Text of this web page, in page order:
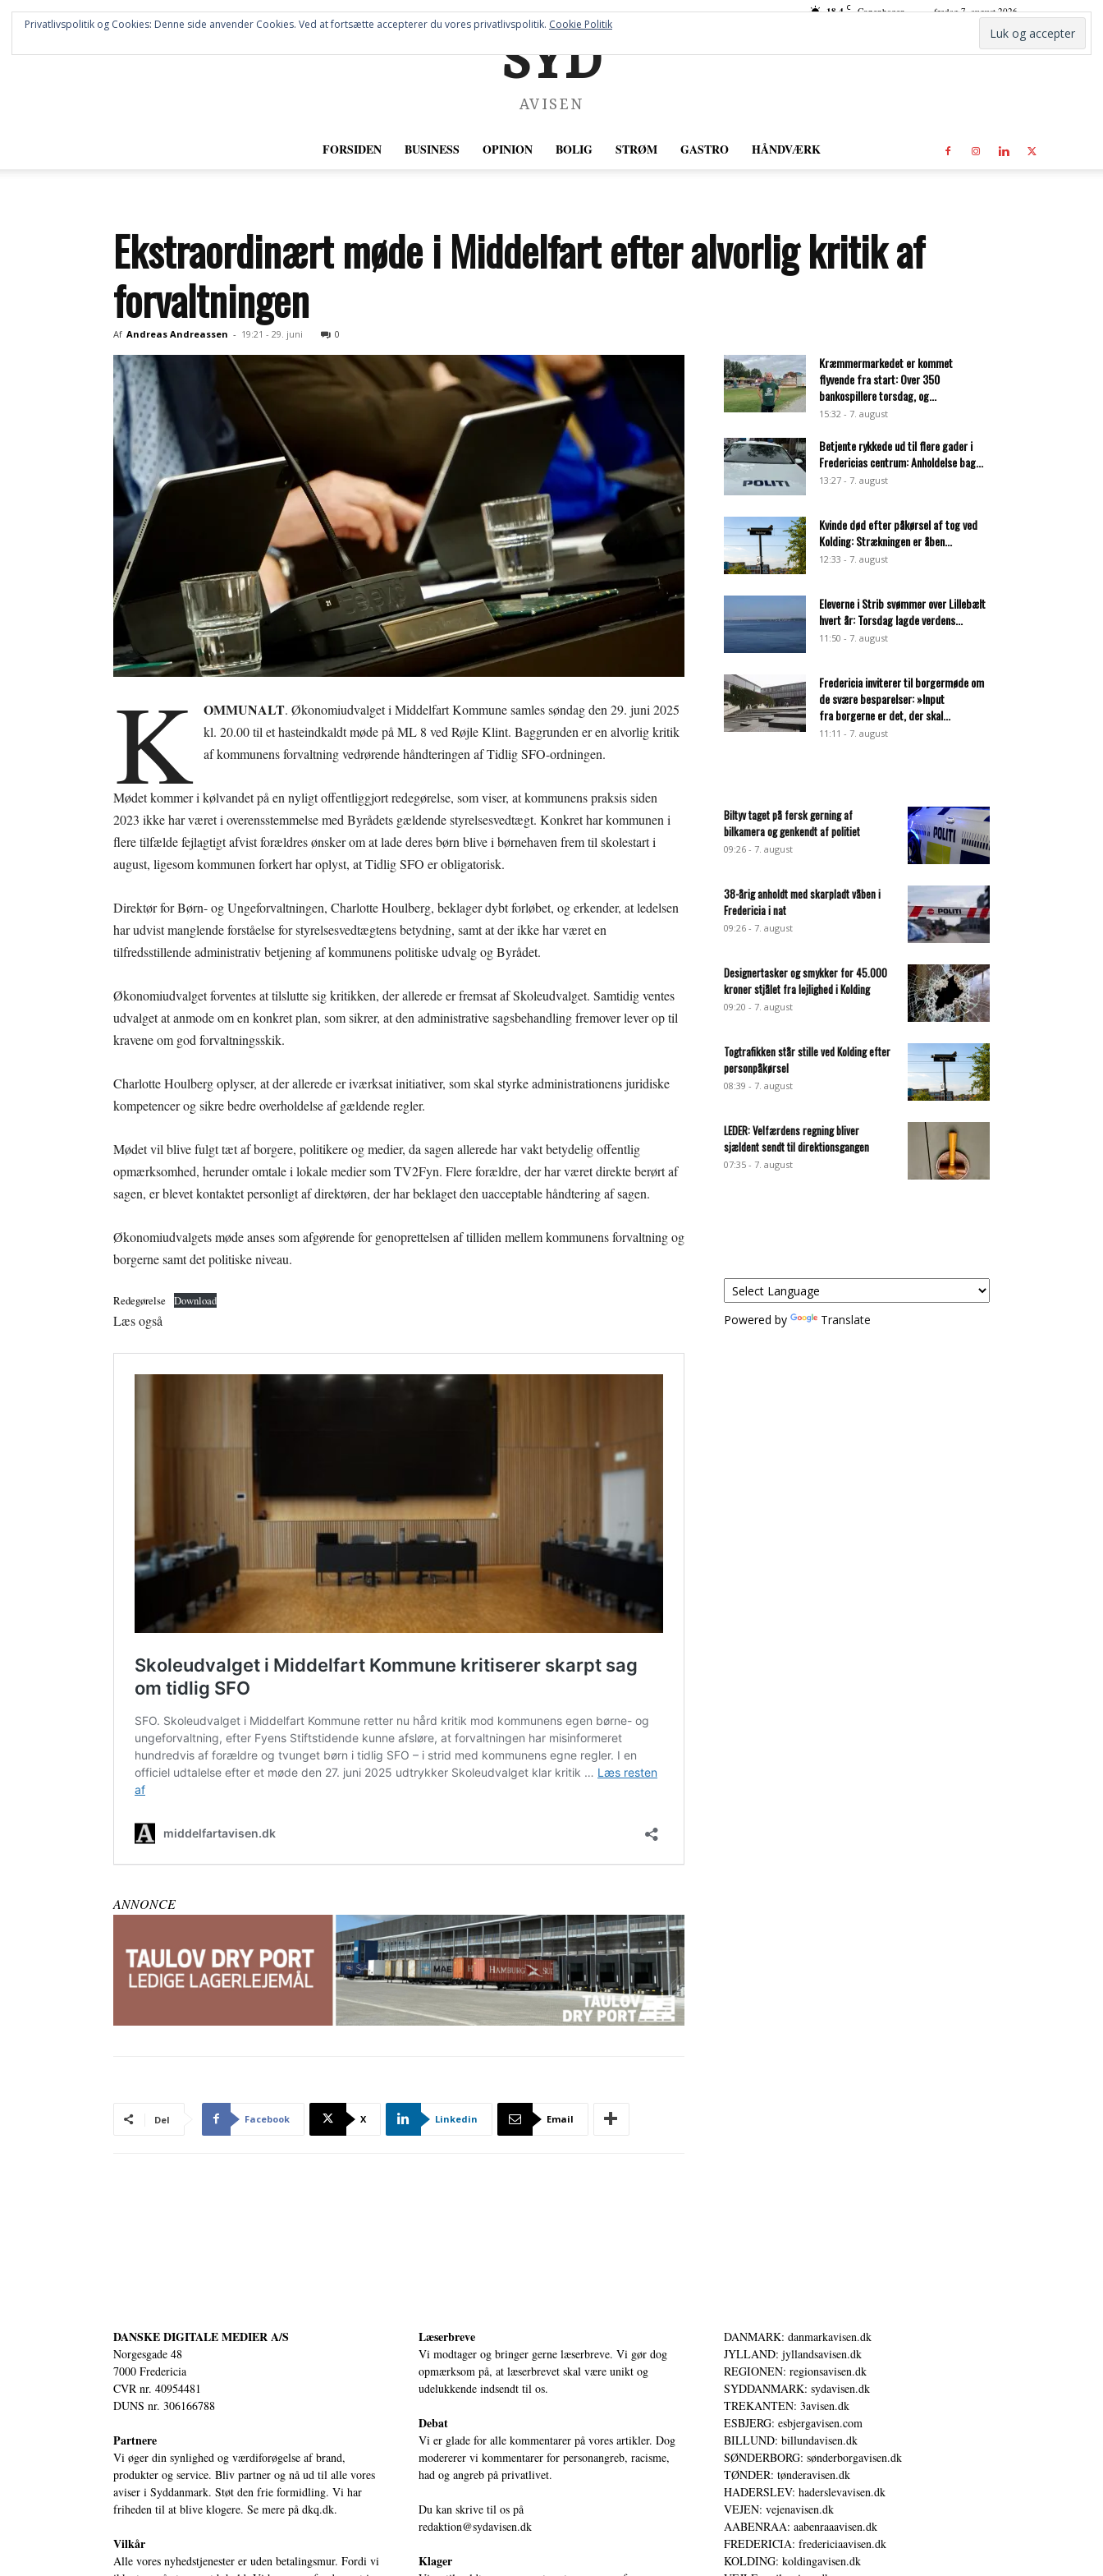
18.4 C Copenhagen fredag 7. august 2026
SYD
AVISEN
FORSIDEN BUSINESS OPINION BOLIG STRØM GASTRO HÅNDVÆRK
Ekstraordinært møde i Middelfart efter alvorlig kritik af
forvaltningen
Af Andreas Andreassen - 19:21 - 29. juni 0
K OMMUNALT. Økonomiudvalget i Middelfart Kommune samles søndag den 29. juni 2025
kl. 20.00 til et hasteindkaldt møde på ML 8 ved Røjle Klint. Baggrunden er en alvorlig kritik
af kommunens forvaltning vedrørende håndteringen af Tidlig SFO-ordningen.
Mødet kommer i kølvandet på en nyligt offentliggjort redegørelse, som viser, at kommunens praksis siden
2023 ikke har været i overensstemmelse med Byrådets gældende styrelsesvedtægt. Konkret har kommunen i
flere tilfælde fejlagtigt afvist forældres ønsker om at lade deres børn blive i børnehaven frem til skolestart i
august, ligesom kommunen forkert har oplyst, at Tidlig SFO er obligatorisk.
Direktør for Børn- og Ungeforvaltningen, Charlotte Houlberg, beklager dybt forløbet, og erkender, at ledelsen
har udvist manglende forståelse for styrelsesvedtægtens betydning, samt at der ikke har været en
tilfredsstillende administrativ betjening af kommunens politiske udvalg og Byrådet.
Økonomiudvalget forventes at tilslutte sig kritikken, der allerede er fremsat af Skoleudvalget. Samtidig ventes
udvalget at anmode om en konkret plan, som sikrer, at den administrative sagsbehandling fremover lever op til
kravene om god forvaltningsskik.
Charlotte Houlberg oplyser, at der allerede er iværksat initiativer, som skal styrke administrationens juridiske
kompetencer og sikre bedre overholdelse af gældende regler.
Mødet vil blive fulgt tæt af borgere, politikere og medier, da sagen allerede har vakt betydelig offentlig
opmærksomhed, herunder omtale i lokale medier som TV2Fyn. Flere forældre, der har været direkte berørt af
sagen, er blevet kontaktet personligt af direktøren, der har beklaget den uacceptable håndtering af sagen.
Økonomiudvalgets møde anses som afgørende for genoprettelsen af tilliden mellem kommunens forvaltning og
borgerne samt det politiske niveau.
Redegørelse Download
Læs også
ANNONCE
Del Facebook X Linkedin Email
Kræmmermarkedet er kommet
flyvende fra start: Over 350
bankospillere torsdag, og...
15:32 - 7. august
Betjente rykkede ud til flere gader i
Fredericias centrum: Anholdelse bag...
13:27 - 7. august
Kvinde død efter påkørsel af tog ved
Kolding: Strækningen er åben...
12:33 - 7. august
Eleverne i Strib svømmer over Lillebælt
hvert år: Torsdag lagde verdens...
11:50 - 7. august
Fredericia inviterer til borgermøde om
de svære besparelser: »Input
fra borgerne er det, der skal...
11:11 - 7. august
Biltyv taget på fersk gerning af
bilkamera og genkendt af politiet
09:26 - 7. august
38-årig anholdt med skarpladt våben i
Fredericia i nat
09:26 - 7. august
Designertasker og smykker for 45.000
kroner stjålet fra lejlighed i Kolding
09:20 - 7. august
Togtrafikken står stille ved Kolding efter
personpåkørsel
08:39 - 7. august
LEDER: Velfærdens regning bliver
sjældent sendt til direktionsgangen
07:35 - 7. august
Powered by Translate
DANSKE DIGITALE MEDIER A/S
Norgesgade 48
7000 Fredericia
CVR nr. 40954481
DUNS nr. 306166788
Partnere
Vi øger din synlighed og værdiforøgelse af brand,
produkter og service. Bliv partner og nå ud til alle vores
aviser i Syddanmark. Støt den frie formidling. Vi har
friheden til at blive klogere. Se mere på dkq.dk.
Vilkår
Alle vores nyhedstjenester er uden betalingsmur. Fordi vi
Læserbreve
Vi modtager og bringer gerne læserbreve. Vi gør dog
opmærksom på, at læserbrevet skal være unikt og
udelukkende indsendt til os.
Debat
Vi er glade for alle kommentarer på vores artikler. Dog
modererer vi kommentarer for personangreb, racisme,
had og angreb på privatlivet.
Du kan skrive til os på
redaktion@sydavisen.dk
Klager
DANMARK: danmarkavisen.dk
JYLLAND: jyllandsavisen.dk
REGIONEN: regionsavisen.dk
SYDDANMARK: sydavisen.dk
TREKANTEN: 3avisen.dk
ESBJERG: esbjergavisen.com
BILLUND: billundavisen.dk
SØNDERBORG: sønderborgavisen.dk
TØNDER: tønderavisen.dk
HADERSLEV: haderslevavisen.dk
VEJEN: vejenavisen.dk
AABENRAA: aabenraaavisen.dk
FREDERICIA: fredericiaavisen.dk
KOLDING: koldingavisen.dk
Privatlivspolitik og Cookies: Denne side anvender Cookies. Ved at fortsætte accepterer du vores privatlivspolitik. Cookie Politik